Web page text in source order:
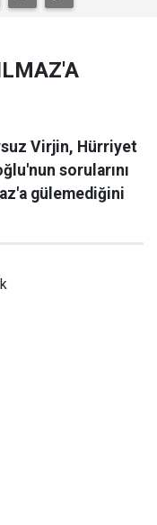
Virjin, Hürriyet
sorularını
gülemediğini